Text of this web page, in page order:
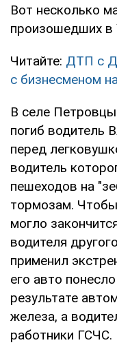
Вот несколько
произошедших в
Читайте: ДТП с
с бизнесменом
В селе Петровцы
погиб водитель
перед
водитель
пешеходов на
тормозам.
могло
водителя
применил
его авто
результате
железа, а
работники ГСЧС.